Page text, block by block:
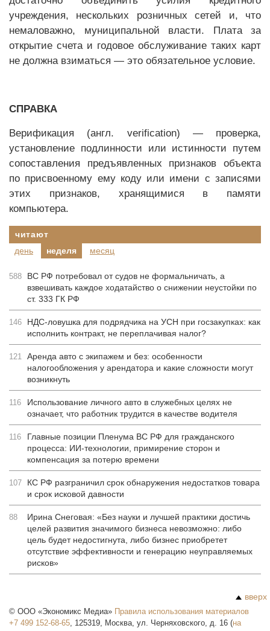
учреждения, нескольких розничных сетей и, что
немаловажно, муниципальной власти. Плата за
открытие счета и годовое обслуживание таких карт
не должна взиматься — это обязательное условие.
СПРАВКА
Верификация (англ. verification) — проверка,
установление подлинности или истинности путем
сопоставления предъявленных признаков объекта
по присвоенному ему коду или имени с записями
этих признаков, хранящимися в памяти
компьютера.
читают
день
неделя месяц
588
ВС РФ потребовал от судов не формальничать, а
взвешивать каждое ходатайство о снижении неустойки по
ст. 333 ГК РФ
146
НДС-ловушка для подрядчика на УСН при госзакупках: как
исполнить контракт, не переплачивая налог?
121 Аренда авто с экипажем и без: особенности
налогообложения у арендатора и какие сложности могут
возникнуть
116
Использование личного авто в служебных целях не
означает, что работник трудится в качестве водителя
116
Главные позиции Пленума ВС РФ для гражданского
процесса: ИИ-технологии, примирение сторон и
компенсация за потерю времени
107
КС РФ разграничил срок обнаружения недостатков товара
и срок исковой давности
88
Ирина Снеговая: «Без науки и лучшей практики достичь
целей развития значимого бизнеса невозможно: либо
цель будет недостигнута, либо бизнес приобретет
отсутствие эффективности и генерацию неуправляемых
рисков»
вверх
© ООО «Экономикс Медиа» Правила использования материалов
+7 499 152-68-65, 125319, Москва, ул. Черняховского, д. 16 (на